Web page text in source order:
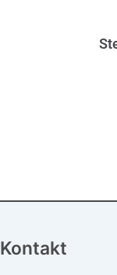
Kontakt